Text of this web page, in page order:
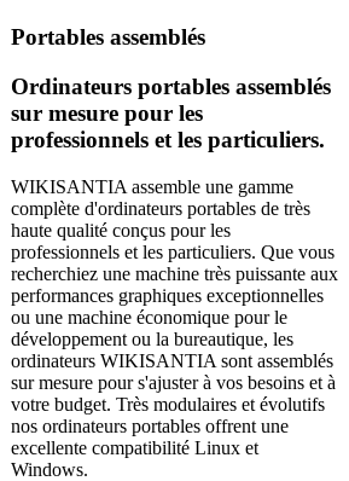
Portables assemblés
Ordinateurs portables assemblés
sur mesure pour les
professionnels et les particuliers.
WIKISANTIA assemble une gamme
complète d'ordinateurs portables de très
haute qualité conçus pour les
professionnels et les particuliers. Que vous
recherchiez une machine très puissante aux
performances graphiques exceptionnelles
ou une machine économique pour le
développement ou la bureautique, les
ordinateurs WIKISANTIA sont assemblés
sur mesure pour s'ajuster à vos besoins et à
votre budget. Très modulaires et évolutifs
nos ordinateurs portables offrent une
excellente compatibilité Linux et
Windows.